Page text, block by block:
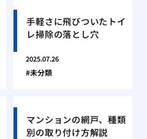
手軽さに飛びついたトイ
レ掃除の落とし穴
2025.07.26
未分類
マンションの網戸、種類
別の取り付け方解説